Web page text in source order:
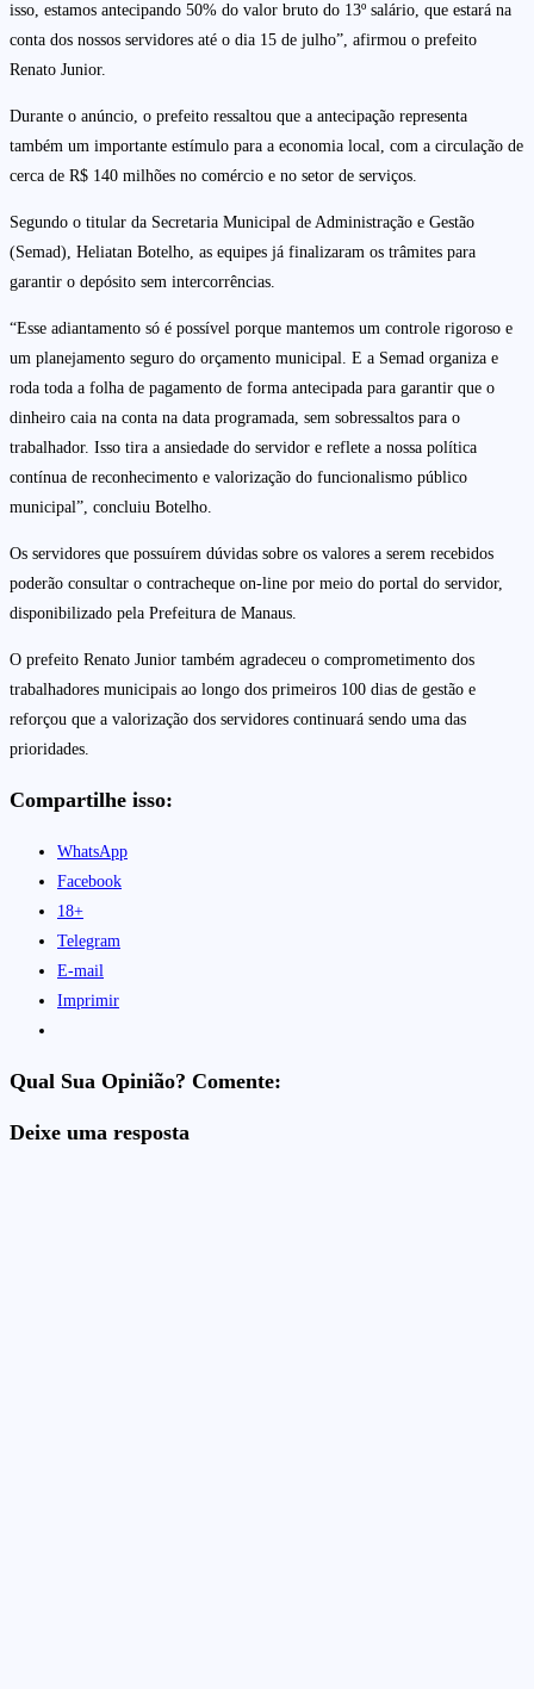
isso, estamos antecipando 50% do valor bruto do 13º salário, que estará na
conta dos nossos servidores até o dia 15 de julho”, afirmou o prefeito
Renato Junior.
Durante o anúncio, o prefeito ressaltou que a antecipação representa
também um importante estímulo para a economia local, com a circulação de
cerca de R$ 140 milhões no comércio e no setor de serviços.
Segundo o titular da Secretaria Municipal de Administração e Gestão
(Semad), Heliatan Botelho, as equipes já finalizaram os trâmites para
garantir o depósito sem intercorrências.
“Esse adiantamento só é possível porque mantemos um controle rigoroso e
um planejamento seguro do orçamento municipal. E a Semad organiza e
roda toda a folha de pagamento de forma antecipada para garantir que o
dinheiro caia na conta na data programada, sem sobressaltos para o
trabalhador. Isso tira a ansiedade do servidor e reflete a nossa política
contínua de reconhecimento e valorização do funcionalismo público
municipal”, concluiu Botelho.
Os servidores que possuírem dúvidas sobre os valores a serem recebidos
poderão consultar o contracheque on-line por meio do portal do servidor,
disponibilizado pela Prefeitura de Manaus.
O prefeito Renato Junior também agradeceu o comprometimento dos
trabalhadores municipais ao longo dos primeiros 100 dias de gestão e
reforçou que a valorização dos servidores continuará sendo uma das
prioridades.
Compartilhe isso:
WhatsApp
Facebook
18+
Telegram
E-mail
Imprimir
Qual Sua Opinião? Comente:
Deixe uma resposta